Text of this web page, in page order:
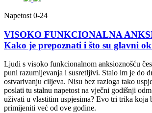
Napetost 0-24
VISOKO FUNKCIONALNA
Kako je prepoznati i što su glavni
Ljudi s visoko funkcionalnom anksioznošću
puni razumijevanja i susretljivi. Stalo im je do
ostvarivanju ciljeva. Nisu bez razloga tako
poslati tu stalnu napetost na vječni godišnji
uživati u vlastitim uspjesima? Evo tri trika koja
primijeniti već od ove godine.